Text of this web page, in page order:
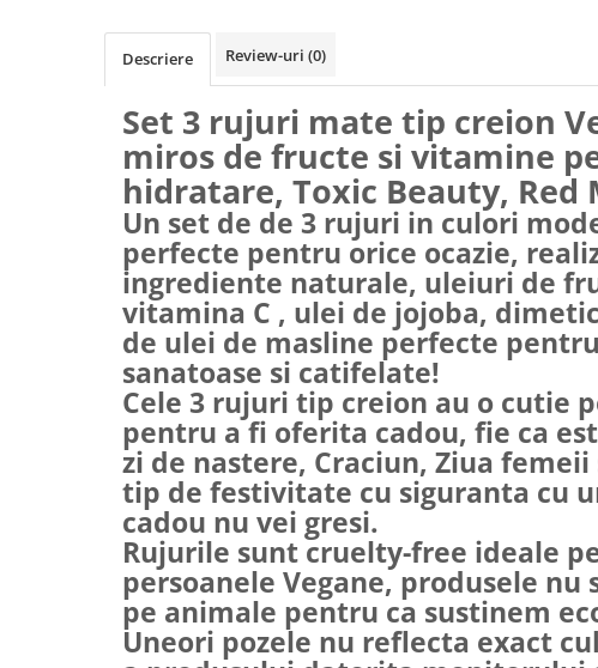
Descriere Review-uri (0)
Set 3 rujuri mate tip creion
miros de fructe si vitamine
hidratare, Toxic Beauty, Red
Un set de de 3 rujuri in culori
perfecte pentru orice ocazie,
ingrediente naturale, uleiuri de
vitamina C , ulei de jojoba,
de ulei de masline perfecte
sanatoase si catifelate!
Cele 3 rujuri tip creion au o cutie
pentru a fi oferita cadou, fie ca
zi de nastere, Craciun, Ziua
tip de festivitate cu siguranta cu
cadou nu vei gresi.
Rujurile sunt cruelty-free ideale
persoanele Vegane, produsele nu
pe animale pentru ca sustinem
Uneori pozele nu reflecta exact